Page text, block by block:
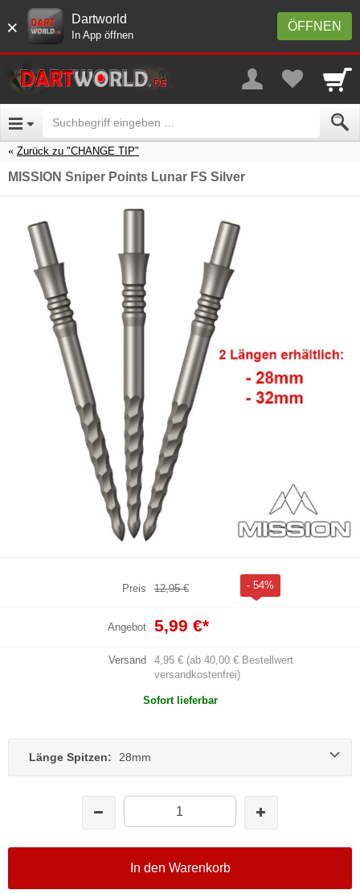
× ÖFFNEN
Dartworld
In App öffnen
Zurück zu "CHANGE TIP"
MISSION Sniper Points Lunar FS Silver
Preis 12,95 € - 54%
Angebot 5,99 €*
Versand
4,95 € (ab 40,00 € Bestellwert
versandkostenfrei)
Sofort lieferbar
Länge Spitzen: 28mm
In den Warenkorb